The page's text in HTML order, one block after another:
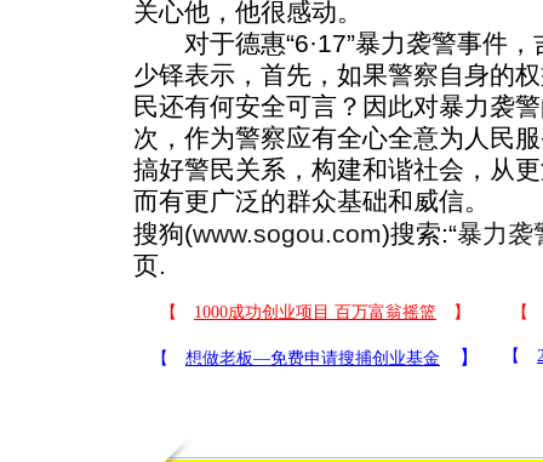
关心他，他很感动。
对于德惠“6·17”暴力袭警事件，
少铎表示，首先，如果警察自身的
民还有何安全可言？因此对暴力袭
次，作为警察应有全心全意为人民
搞好警民关系，构建和谐社会，从
而有更广泛的群众基础和威信。
搜狗(www.sogou.com)搜索:“暴力袭
页.